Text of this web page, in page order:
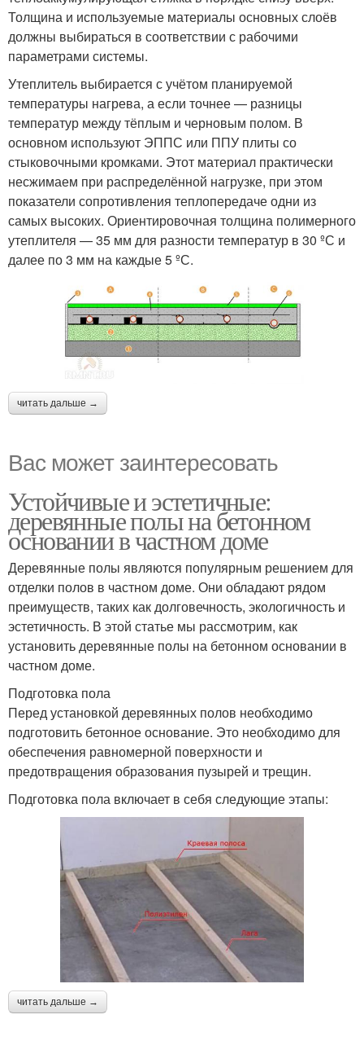
Толщина и используемые материалы основных слоёв
должны выбираться в соответствии с рабочими
параметрами системы.
Утеплитель выбирается с учётом планируемой
температуры нагрева, а если точнее — разницы
температур между тёплым и черновым полом. В
основном используют ЭППС или ППУ плиты со
стыковочными кромками. Этот материал практически
несжимаем при распределённой нагрузке, при этом
показатели сопротивления теплопередаче одни из
самых высоких. Ориентировочная толщина полимерного
утеплителя — 35 мм для разности температур в 30 ºС и
далее по 3 мм на каждые 5 ºС.
читать дальше →
Вас может заинтересовать
Устойчивые и эстетичные:
деревянные полы на бетонном
основании в частном доме
Деревянные полы являются популярным решением для
отделки полов в частном доме. Они обладают рядом
преимуществ, таких как долговечность, экологичность и
эстетичность. В этой статье мы рассмотрим, как
установить деревянные полы на бетонном основании в
частном доме.
Подготовка пола
Перед установкой деревянных полов необходимо
подготовить бетонное основание. Это необходимо для
обеспечения равномерной поверхности и
предотвращения образования пузырей и трещин.
Подготовка пола включает в себя следующие этапы:
читать дальше →